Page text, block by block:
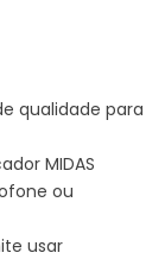
qualidade para
MIDAS
ou
usar